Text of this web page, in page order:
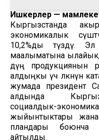
Ишкерлер —
Кыргызстанда
экономикалык
10,2%ды түздү.
маалыматына
дүң продукциянын
алдыңкы үч өлкөнүн
жумада президент
алдында
социалдык-
жыйынтыктары
пландары боюнча
айтылды.